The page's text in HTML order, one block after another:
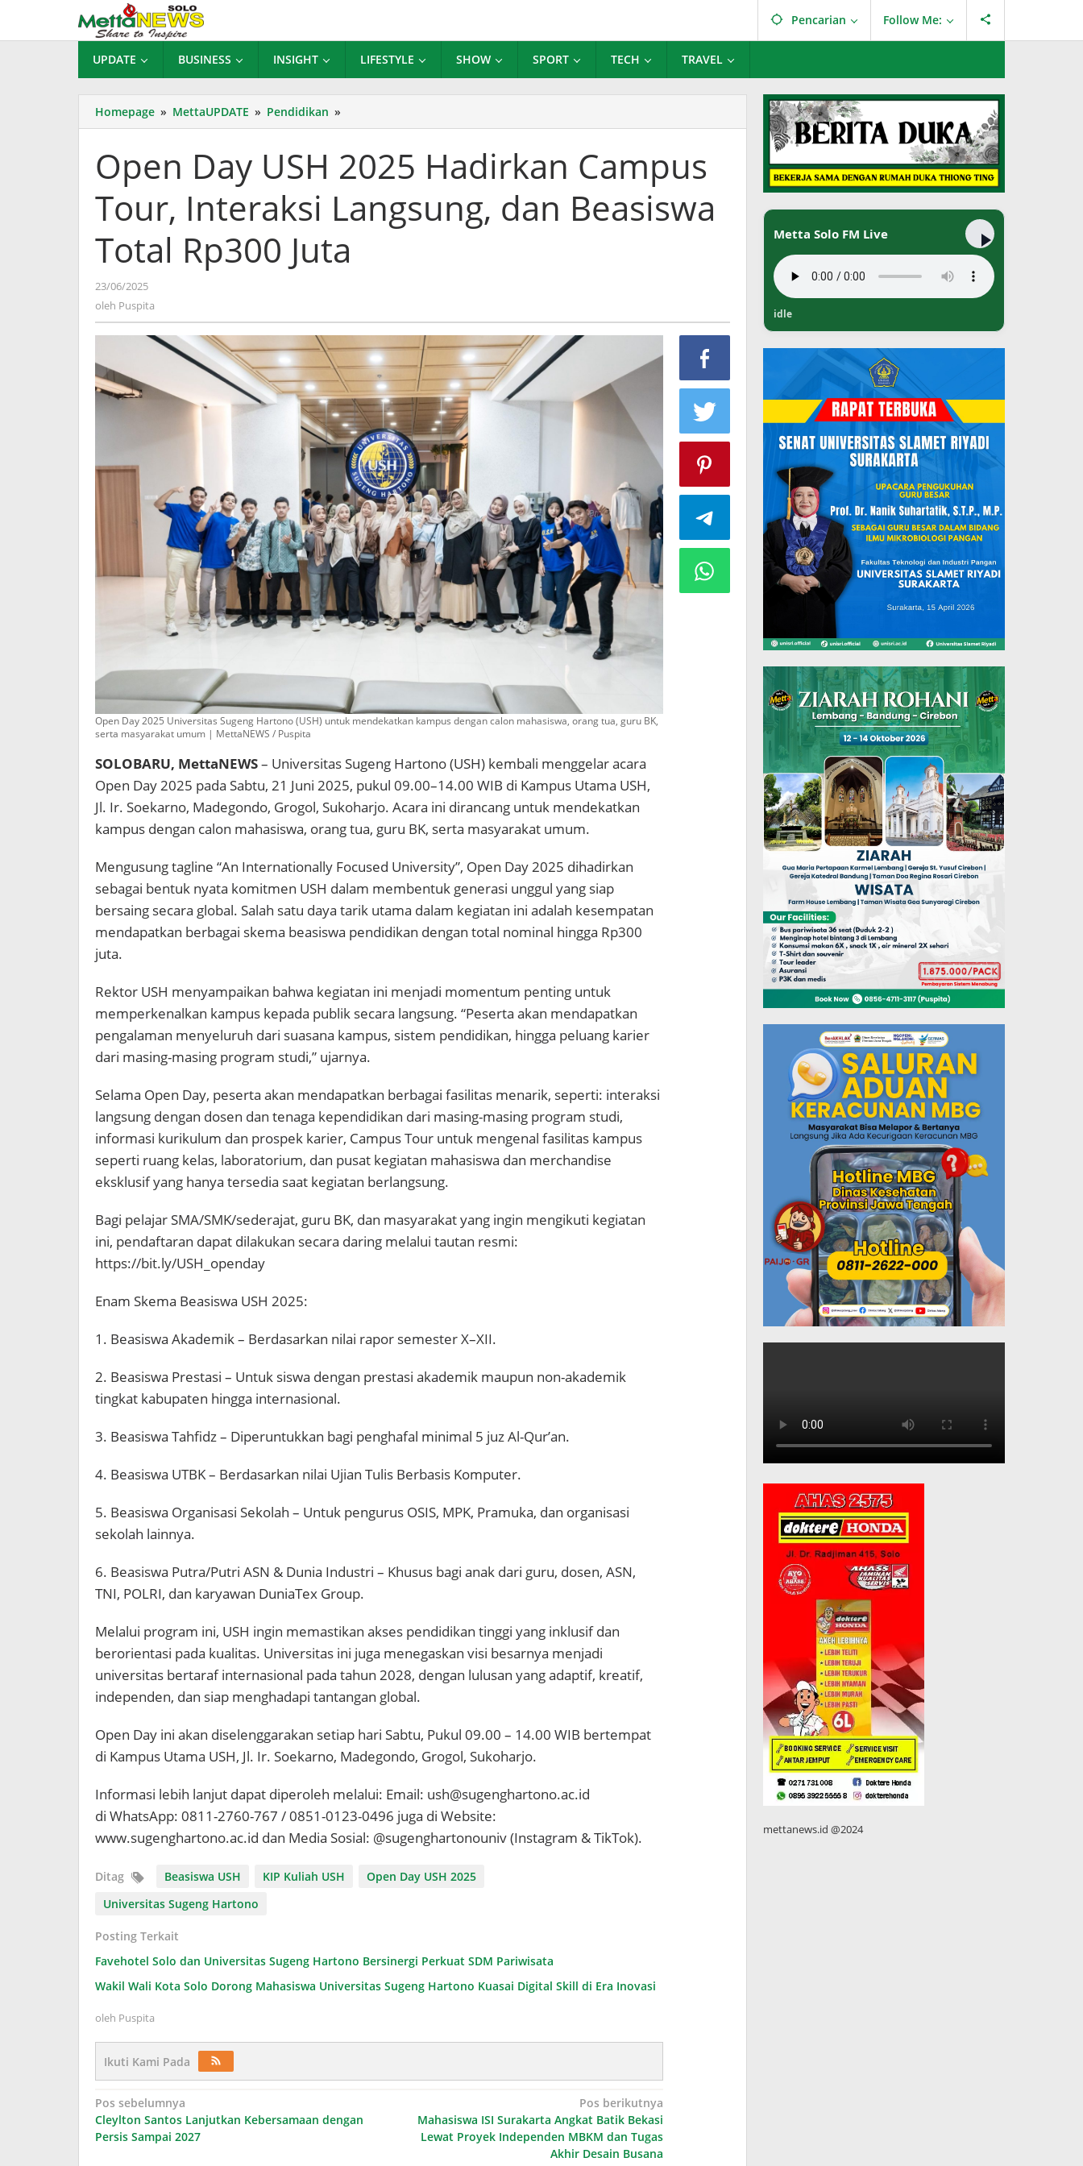
konten
Pencarian Follow Me:
UPDATE BUSINESS INSIGHT LIFESTYLE SHOW SPORT TECH TRAVEL
Homepage » MettaUPDATE » Pendidikan »
Day
2025
Hadirkan
Tour,
Interaksi
Langsung,
dan
Open Day USH 2025 Hadirkan Campus
Tour, Interaksi Langsung, dan Beasiswa
Total Rp300 Juta
23/06/2025
oleh Puspita
Open Day 2025 Universitas Sugeng Hartono (USH) untuk mendekatkan kampus dengan calon mahasiswa, orang tua, guru BK,
serta masyarakat umum | MettaNEWS / Puspita
SOLOBARU, MettaNEWS– Universitas Sugeng Hartono (USH) kembali menggelar acara
Open Day 2025 pada Sabtu, 21 Juni 2025, pukul 09.00–14.00 WIB di Kampus Utama USH,
Jl. Ir. Soekarno, Madegondo, Grogol, Sukoharjo. Acara ini dirancang untuk mendekatkan
kampus dengan calon mahasiswa, orang tua, guru BK, serta masyarakat umum.
Mengusung tagline “An Internationally Focused University”, Open Day 2025 dihadirkan
sebagai bentuk nyata komitmen USH dalam membentuk generasi unggul yang siap
bersaing secara global. Salah satu daya tarik utama dalam kegiatan ini adalah kesempatan
mendapatkan berbagai skema beasiswa pendidikan dengan total nominal hingga Rp300
juta.
Rektor USH menyampaikan bahwa kegiatan ini menjadi momentum penting untuk
memperkenalkan kampus kepada publik secara langsung. “Peserta akan mendapatkan
pengalaman menyeluruh dari suasana kampus, sistem pendidikan, hingga peluang karier
dari masing-masing program studi,” ujarnya.
Selama Open Day, peserta akan mendapatkan berbagai fasilitas menarik, seperti: interaksi
langsung dengan dosen dan tenaga kependidikan dari masing-masing program studi,
informasi kurikulum dan prospek karier, Campus Tour untuk mengenal fasilitas kampus
seperti ruang kelas, laboratorium, dan pusat kegiatan mahasiswa dan merchandise
eksklusif yang hanya tersedia saat kegiatan berlangsung.
Bagi pelajar SMA/SMK/sederajat, guru BK, dan masyarakat yang ingin mengikuti kegiatan
ini, pendaftaran dapat dilakukan secara daring melalui tautan resmi:
https://bit.ly/USH_openday
Enam Skema Beasiswa USH 2025:
1. Beasiswa Akademik – Berdasarkan nilai rapor semester X–XII.
2. Beasiswa Prestasi – Untuk siswa dengan prestasi akademik maupun non-akademik
tingkat kabupaten hingga internasional.
3. Beasiswa Tahfidz – Diperuntukkan bagi penghafal minimal 5 juz Al-Qur’an.
4. Beasiswa UTBK – Berdasarkan nilai Ujian Tulis Berbasis Komputer.
5. Beasiswa Organisasi Sekolah – Untuk pengurus OSIS, MPK, Pramuka, dan organisasi
sekolah lainnya.
6. Beasiswa Putra/Putri ASN & Dunia Industri – Khusus bagi anak dari guru, dosen, ASN,
TNI, POLRI, dan karyawan DuniaTex Group.
Melalui program ini, USH ingin memastikan akses pendidikan tinggi yang inklusif dan
berorientasi pada kualitas. Universitas ini juga menegaskan visi besarnya menjadi
universitas bertaraf internasional pada tahun 2028, dengan lulusan yang adaptif, kreatif,
independen, dan siap menghadapi tantangan global.
Open Day ini akan diselenggarakan setiap hari Sabtu, Pukul 09.00 – 14.00 WIB bertempat
di Kampus Utama USH, Jl. Ir. Soekarno, Madegondo, Grogol, Sukoharjo.
Informasi lebih lanjut dapat diperoleh melalui: Email: ush@sugenghartono.ac.id
di WhatsApp: 0811-2760-767 / 0851-0123-0496 juga di Website:
www.sugenghartono.ac.id dan Media Sosial: @sugenghartonouniv (Instagram & TikTok).
Ditag Beasiswa USH KIP Kuliah USH
Open Day USH 2025
Universitas Sugeng Hartono
Posting Terkait
Favehotel Solo dan Universitas Sugeng Hartono Bersinergi Perkuat SDM Pariwisata
Wakil Wali Kota Solo Dorong Mahasiswa Universitas Sugeng Hartono Kuasai Digital Skill di Era Inovasi
oleh Puspita
Ikuti Kami Pada
Navigasi
pos
Pos sebelumnya
Cleylton Santos Lanjutkan Kebersamaan dengan
Persis Sampai 2027
Pos berikutnya
Mahasiswa ISI Surakarta Angkat Batik Bekasi
Lewat Proyek Independen MBKM dan Tugas
Akhir Desain Busana
Metta Solo FM Live
idle
mettanews.id @2024